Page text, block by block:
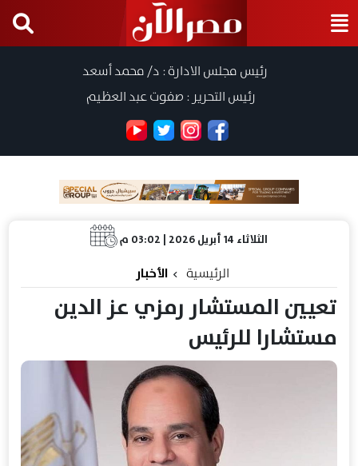
رئيس مجلس الادارة : د/ محمد أسعد
رئيس التحرير : صفوت عبد العظيم
الثلاثاء 14 أبريل 2026 | 03:02 م
الرئيسية الأخبار
تعيين المستشار رمزي عز الدين
مستشارا للرئيس